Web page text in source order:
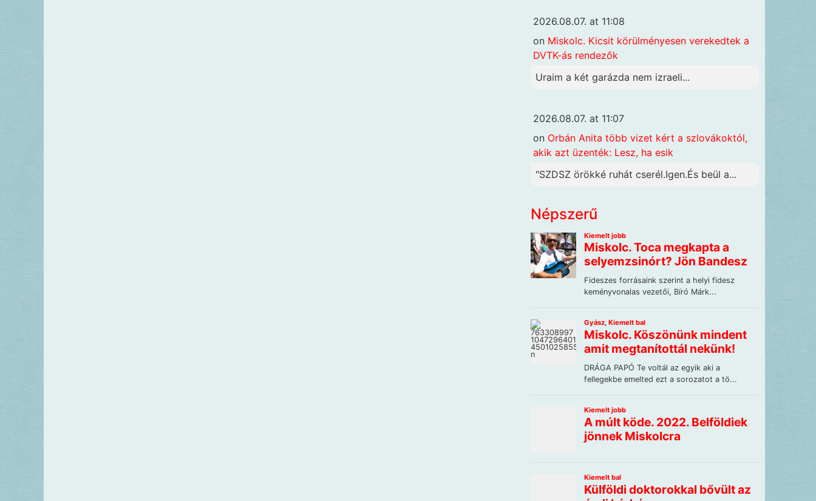
2026.08.07. at 11:08
on Miskolc. Kicsit körülményesen verekedtek a
DVTK-ás rendezők
Uraim a két garázda nem izraeli...
2026.08.07. at 11:07
on Orbán Anita több vizet kért a szlovákoktól,
akik azt üzenték: Lesz, ha esik
"SZDSZ örökké ruhát cserél.Igen.És beül a...
Népszerű